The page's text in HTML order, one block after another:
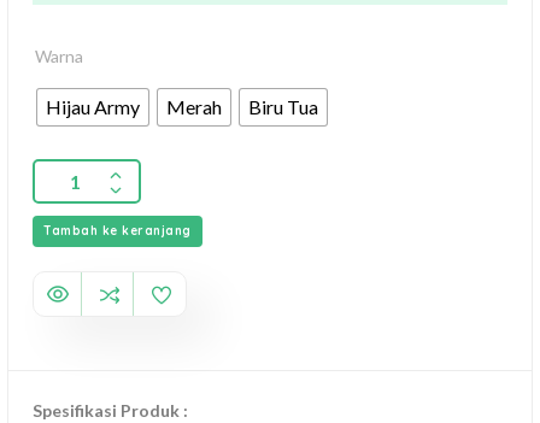
Warna
Hijau Army Merah Biru Tua
Tambah ke keranjang
Spesifikasi Produk :